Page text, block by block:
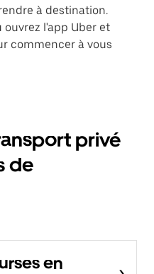
à destination.
l'app Uber et
commencer à vous
privé
de
en